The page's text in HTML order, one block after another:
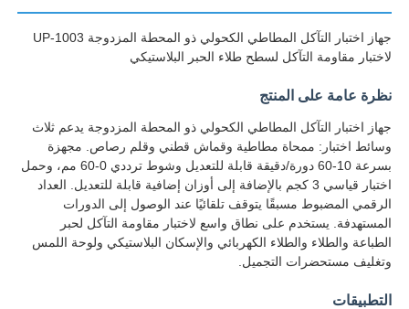
منزل
المنتجات
حول بنا
جهاز اختبار التآكل المطاطي الكحولي ذو المحطة المزدوجة UP-1003
لاختبار مقاومة التآكل لسطح طلاء الحبر البلاستيكي
نظرة عامة على المنتج
جهاز اختبار التآكل المطاطي الكحولي ذو المحطة المزدوجة يدعم ثلاث
وسائط اختبار: ممحاة مطاطية وقماش قطني وقلم رصاص. مجهزة
بسرعة 10-60 دورة/دقيقة قابلة للتعديل وشوط ترددي 0-60 مم، وحمل
اختبار قياسي 3 كجم بالإضافة إلى أوزان إضافية قابلة للتعديل. العداد
الرقمي المضبوط مسبقًا يتوقف تلقائيًا عند الوصول إلى الدورات
المستهدفة. يستخدم على نطاق واسع لاختبار مقاومة التآكل لحبر
الطباعة والطلاء والطلاء الكهربائي والإسكان البلاستيكي ولوحة اللمس
وتغليف مستحضرات التجميل.
التطبيقات